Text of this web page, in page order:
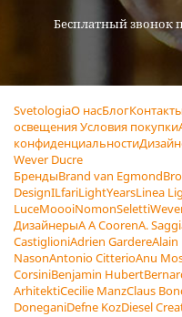
Бесплатный звонок
SvetologiaО насБлогКонтакты
освещенияУсловия покупки
конфиденциальности
Wever Ducre
БрендыBrand van Egmond
DesignILfariLightYearsLinea
LuceMoooiNomonSeletti
ДизайнерыA A CoorenA.
CastiglioniAdrien Gardere
NasonAntonio CitterioAnu
CorsiniBenjamin Hubert
ArhitektiCecilie ManzClaus
DoneganiDefne KozDiesel